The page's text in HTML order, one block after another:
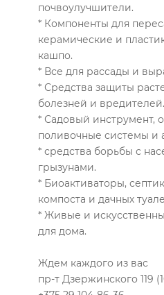
почвоулучшители.
* Компоненты для
керамические и
кашпо.
* Все для рассады и
* Средства защиты
болезней и вредителей.
* Садовый инструмент,
поливочные системы и
* средства борьбы с
грызунами.
* Биоактиваторы,
компоста и дачных
* Живые и
для дома.
Ждем каждого из вас
пр-т Дзержинского 119